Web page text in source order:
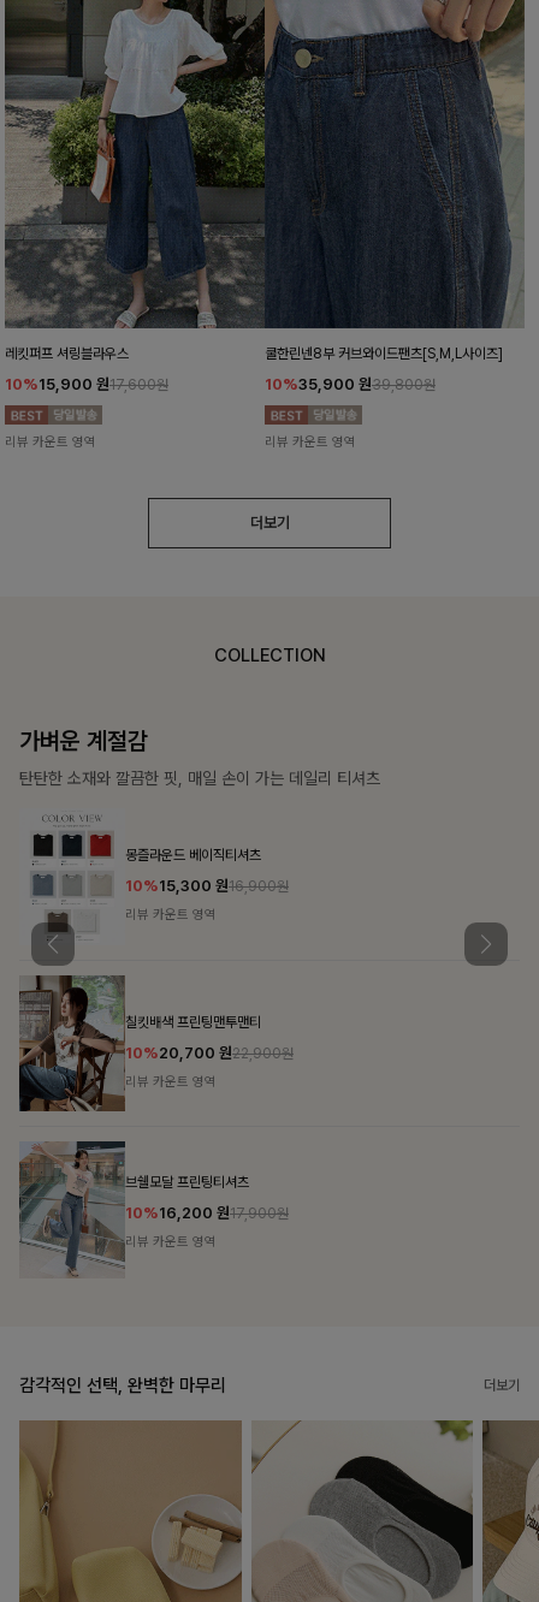
레킷퍼프 셔링블라우스
10%15,900 원17,600원
리뷰 카운트 영역
쿨한린넨8부 커브와이드팬츠[S,M,L사이즈]
10%35,900 원39,800원
리뷰 카운트 영역
더보기
COLLECTION
가장 쉬운 코디
특별한 날부터 일상까지 함께하는 룩
감각적인 선택, 완벽한 마무리 더보기